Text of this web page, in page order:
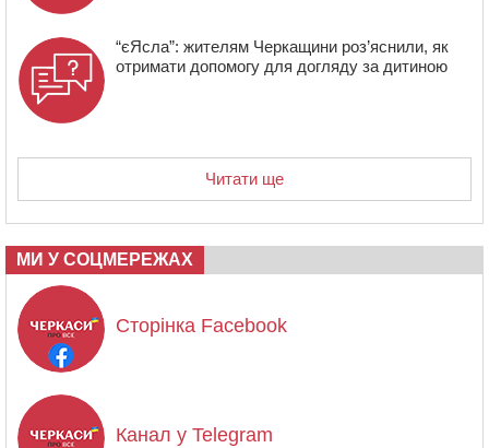
“єЯсла”: жителям Черкащини роз’яснили, як
отримати допомогу для догляду за дитиною
Читати ще
МИ У СОЦМЕРЕЖАХ
Сторінка Facebook
Канал у Telegram